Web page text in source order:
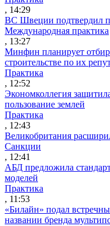
, 14:29
ВС Швеции подтвердил
Международная практика
, 13:27
Минфин планирует
строительстве по их
Практика
, 12:52
Экономколлегия
пользование землей
Практика
, 12:43
Великобритания
Санкции
, 12:41
АБД предложила
моделей
Практика
, 11:53
«Билайн» подал
названии бренда